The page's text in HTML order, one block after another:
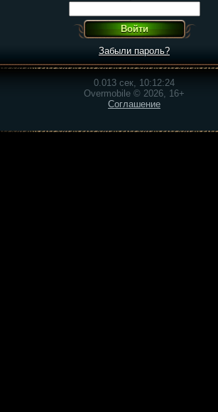
Забыли пароль?
0.013 сек, 10:12:24
Overmobile © 2026, 16+
Соглашение